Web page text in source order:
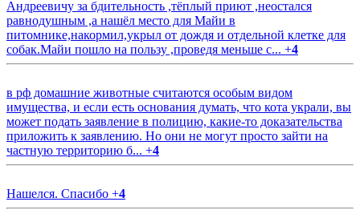
Андреевичу за бдительность ,тёплый приют ,неостался
равнодушным ,а нашёл место для Майи в
питомнике,накормил,укрыл от дождя и отдельной клетке для
собак.Майи пошло на пользу ,проведя меньше с... +4
в рф домашние животные считаются особым видом
имущества, и если есть основания думать, что кота украли, вы
может подать заявление в полицию, какие-то доказательства
приложить к заявлению. Но они не могут просто зайти на
частную территорию б... +4
Нашелся. Спасибо +4